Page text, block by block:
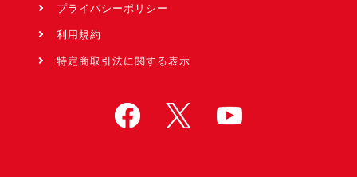
プライバシーポリシー
利用規約
特定商取引法に関する表示